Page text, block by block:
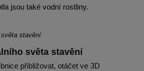
jsou také vodní rostliny.
světa stavění
přibližovat, otáčet ve 3D